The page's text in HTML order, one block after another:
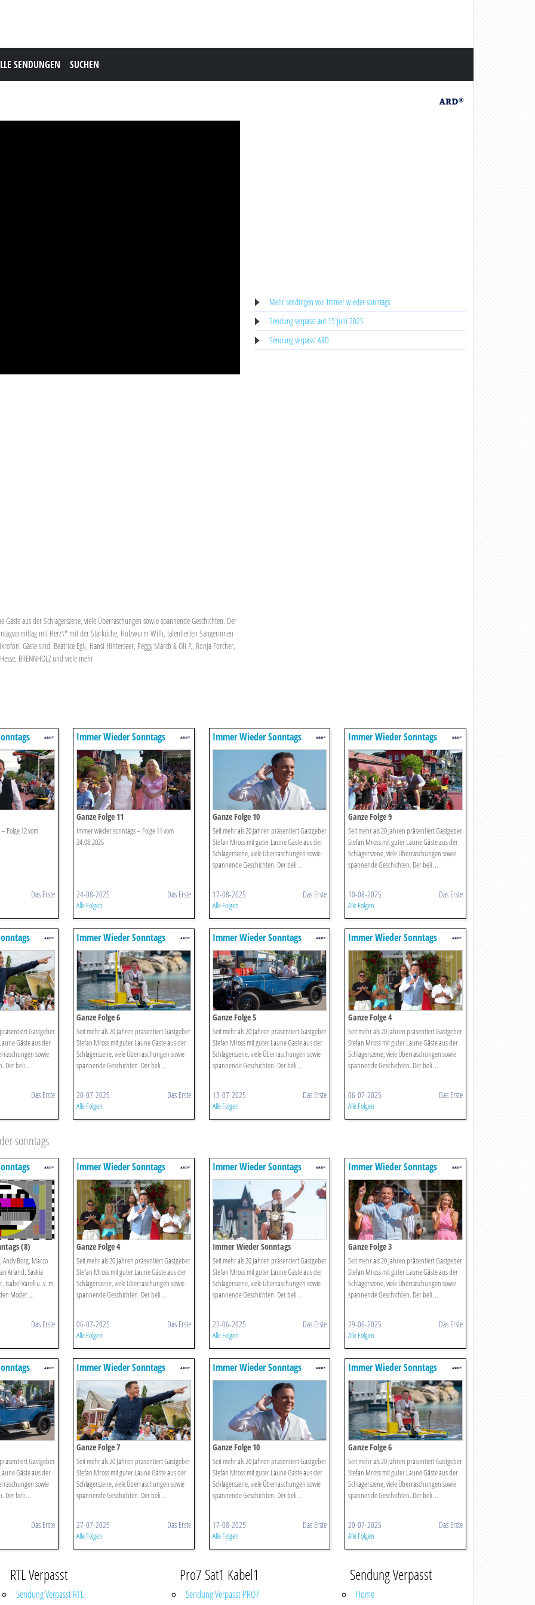
SENDUNGEN SUCHEN
aus der Schlagerszene, viele Überraschungen sowie spannende Geschichten. Der
mit Herz\" mit der Starküche, Holzwurm Willi, talentierten Sängerinnen
Gäste sind: Beatrice Egli, Hansi Hinterseer, Peggy March & Oli P., Ronja Forcher,
BRENNHOLZ und viele mehr.
Mehr sendingen von Immer wieder sonntags
Sendung verpasst auf 15 Juni 2025
Sendung verpasst ARD
Folge 12 vom
Das Erste
Immer Wieder Sonntags
Ganze Folge 11
Immer wieder sonntags – Folge 11 vom
24.08.2025
24-08-2025 Das Erste
Alle Folgen
Immer Wieder Sonntags
Ganze Folge 10
Seit mehr als 20 Jahren präsentiert Gastgeber
Stefan Mross mit guter Laune Gäste aus der
Schlagerszene, viele Überraschungen sowie
spannende Geschichten. Der beli ...
17-08-2025 Das Erste
Alle Folgen
Immer Wieder Sonntags
Ganze Folge 9
Seit mehr als 20 Jahren präsentiert Gastgeber
Stefan Mross mit guter Laune Gäste aus der
Schlagerszene, viele Überraschungen sowie
spannende Geschichten. Der beli ...
10-08-2025 Das Erste
Alle Folgen
Gastgeber
Gäste aus der
sowie
Der beli ...
Das Erste
Immer Wieder Sonntags
Ganze Folge 6
Seit mehr als 20 Jahren präsentiert Gastgeber
Stefan Mross mit guter Laune Gäste aus der
Schlagerszene, viele Überraschungen sowie
spannende Geschichten. Der beli ...
20-07-2025 Das Erste
Alle Folgen
Immer Wieder Sonntags
Ganze Folge 5
Seit mehr als 20 Jahren präsentiert Gastgeber
Stefan Mross mit guter Laune Gäste aus der
Schlagerszene, viele Überraschungen sowie
spannende Geschichten. Der beli ...
13-07-2025 Das Erste
Alle Folgen
Immer Wieder Sonntags
Ganze Folge 4
Seit mehr als 20 Jahren präsentiert Gastgeber
Stefan Mross mit guter Laune Gäste aus der
Schlagerszene, viele Überraschungen sowie
spannende Geschichten. Der beli ...
06-07-2025 Das Erste
Alle Folgen
sonntags
(8)
Andy Borg, Marco
Arland, Saskia
Isabel Varell u. v. m.
Moder ...
Das Erste
Immer Wieder Sonntags
Ganze Folge 4
Seit mehr als 20 Jahren präsentiert Gastgeber
Stefan Mross mit guter Laune Gäste aus der
Schlagerszene, viele Überraschungen sowie
spannende Geschichten. Der beli ...
06-07-2025 Das Erste
Alle Folgen
Immer Wieder Sonntags
Immer Wieder Sonntags
Seit mehr als 20 Jahren präsentiert Gastgeber
Stefan Mross mit guter Laune Gäste aus der
Schlagerszene, viele Überraschungen sowie
spannende Geschichten. Der beli ...
22-06-2025 Das Erste
Alle Folgen
Immer Wieder Sonntags
Ganze Folge 3
Seit mehr als 20 Jahren präsentiert Gastgeber
Stefan Mross mit guter Laune Gäste aus der
Schlagerszene, viele Überraschungen sowie
spannende Geschichten. Der beli ...
29-06-2025 Das Erste
Alle Folgen
Gastgeber
Gäste aus der
sowie
Der beli ...
Das Erste
Immer Wieder Sonntags
Ganze Folge 7
Seit mehr als 20 Jahren präsentiert Gastgeber
Stefan Mross mit guter Laune Gäste aus der
Schlagerszene, viele Überraschungen sowie
spannende Geschichten. Der beli ...
27-07-2025 Das Erste
Alle Folgen
Immer Wieder Sonntags
Ganze Folge 10
Seit mehr als 20 Jahren präsentiert Gastgeber
Stefan Mross mit guter Laune Gäste aus der
Schlagerszene, viele Überraschungen sowie
spannende Geschichten. Der beli ...
17-08-2025 Das Erste
Alle Folgen
Immer Wieder Sonntags
Ganze Folge 6
Seit mehr als 20 Jahren präsentiert Gastgeber
Stefan Mross mit guter Laune Gäste aus der
Schlagerszene, viele Überraschungen sowie
spannende Geschichten. Der beli ...
20-07-2025 Das Erste
Alle Folgen
RTL Verpasst
Sendung Verpasst RTL
Pro7 Sat1 Kabel1
Sendung Verpasst PRO7
Sendung Verpasst
Home